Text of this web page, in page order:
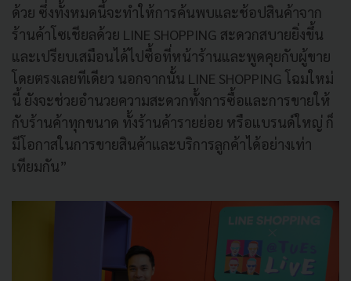
ด้วย ซึ่งทั้งหมดนี้จะทำให้การค้นพบและช้อปสินค้าจาก
ร้านค้าโซเชียลด้วย LINE SHOPPING สะดวกสบายยิ่งขึ้น
และเปรียบเสมือนได้ไปซื้อที่หน้าร้านและพูดคุยกับผู้ขาย
โดยตรงเลยทีเดียว นอกจากนั้น LINE SHOPPING โฉมใหม่
นี้ ยังจะช่วยอำนวยความสะดวกทั้งการซื้อและการขายให้
กับร้านค้าทุกขนาด ทั้งร้านค้ารายย่อย หรือแบรนด์ใหญ่ ก็
มีโอกาสในการขายสินค้าและบริการลูกค้าได้อย่างเท่า
เทียมกัน”